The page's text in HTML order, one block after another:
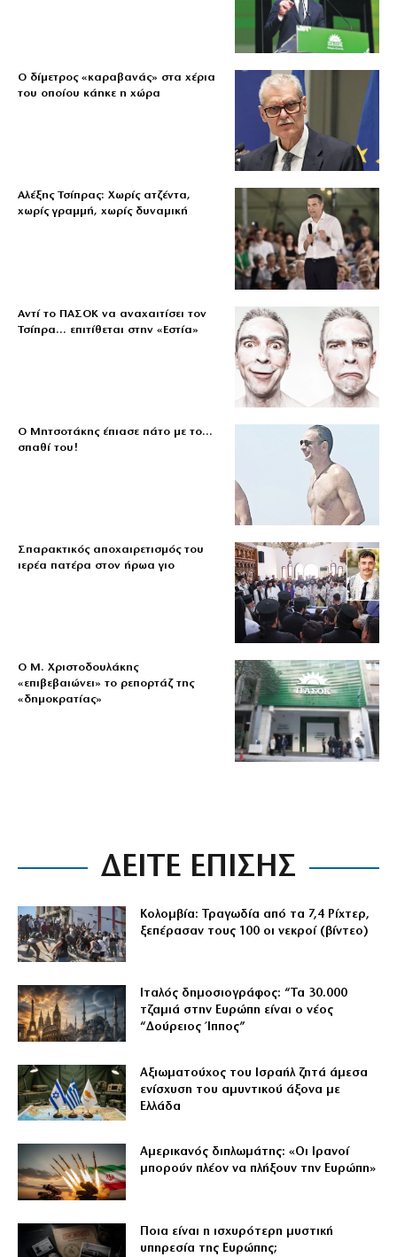
Ο δίμετρος «καραβανάς» στα χέρια
του οποίου κάηκε η χώρα
Αλέξης Τσίπρας: Χωρίς ατζέντα,
χωρίς γραμμή, χωρίς δυναμική
Αντί το ΠΑΣΟΚ να αναχαιτίσει τον
Τσίπρα… επιτίθεται στην «Εστία»
Ο Μητσοτάκης έπιασε πάτο με το…
σπαθί του!
Σπαρακτικός αποχαιρετισμός του
ιερέα πατέρα στον ήρωα γιο
O Μ. Χριστοδουλάκης
«επιβεβαιώνει» το ρεπορτάζ της
«δημοκρατίας»
ΔΕΙΤΕ ΕΠΙΣΗΣ
Κολομβία: Τραγωδία από τα 7,4 Ρίχτερ,
ξεπέρασαν τους 100 οι νεκροί (βίντεο)
Ιταλός δημοσιογράφος: “Τα 30.000
τζαμιά στην Ευρώπη είναι ο νέος
“Δούρειος Ίππος”
Αξιωματούχος του Ισραήλ ζητά άμεσα
ενίσχυση του αμυντικού άξονα με
Ελλάδα
Αμερικανός διπλωμάτης: «Οι Ιρανοί
μπορούν πλέον να πλήξουν την Ευρώπη»
Ποια είναι η ισχυρότερη μυστική
υπηρεσία της Ευρώπης;